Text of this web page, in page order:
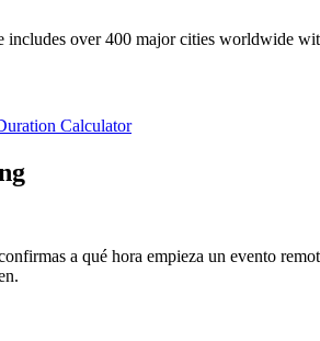
over 400 major cities worldwide
Calculator
a qué hora empieza un evento